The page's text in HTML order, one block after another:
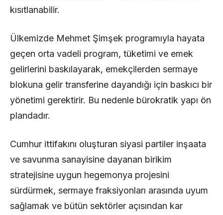
kısıtlanabilir.
Ülkemizde Mehmet Şimşek programıyla hayata
geçen orta vadeli program, tüketimi ve emek
gelirlerini baskılayarak, emekçilerden sermaye
blokuna gelir transferine dayandığı için baskıcı bir
yönetimi gerektirir. Bu nedenle bürokratik yapı ön
plandadır.
Cumhur ittifakını oluşturan siyasi partiler inşaata
ve savunma sanayisine dayanan birikim
stratejisine uygun hegemonya projesini
sürdürmek, sermaye fraksiyonları arasında uyum
sağlamak ve bütün sektörler açısından kar